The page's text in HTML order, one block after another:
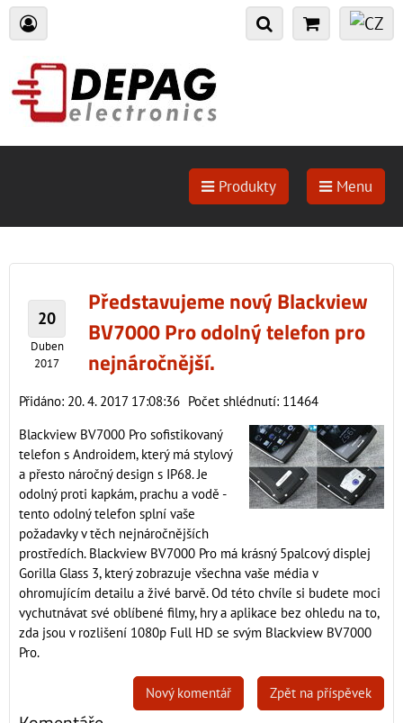
Produkty Menu
20
Duben
2017
Představujeme nový Blackview
BV7000 Pro odolný telefon pro
nejnáročnější.
Přidáno: 20. 4. 2017 17:08:36 Počet shlédnutí: 11464
Blackview BV7000 Pro sofistikovaný
telefon s Androidem, který má stylový
a přesto náročný design s IP68. Je
odolný proti kapkám, prachu a vodě -
tento odolný telefon splní vaše
požadavky v těch nejnáročnějších
prostředích. Blackview BV7000 Pro má krásný 5palcový displej
Gorilla Glass 3, který zobrazuje všechna vaše média v
ohromujícím detailu a živé barvě. Od této chvíle si budete moci
vychutnávat své oblíbené filmy, hry a aplikace bez ohledu na to,
zda jsou v rozlišení 1080p Full HD se svým Blackview BV7000
Pro.
Zpět na příspěvek
Nový komentář